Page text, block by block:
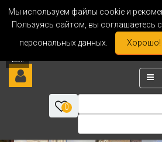
Мы используем файлы cookie и
Пользуясь сайтом, вы соглашаетесь
персональных данных.
Хорошо!
0